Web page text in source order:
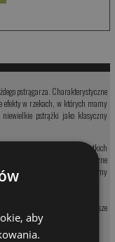
pstrągarza. Charakterystyczne
efekty w rzekach, w których mamy
pstrążki jako klasyczny
cały sezon na niemal wszystkich
oszczędnie, jednak ma znaczne
zaprojektowanej akcji będziemy
jakości i najskuteczniejsze
aby